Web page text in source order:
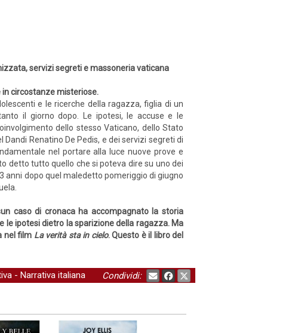
servizi segreti e massoneria vaticana
in circostanze misteriose.
e le ricerche della ragazza, figlia di un
il giorno dopo. Le ipotesi, le accuse e le
dello stesso Vaticano, dello Stato
Renatino De Pedis, e dei servizi segreti di
nel portare alla luce nuove prove e
detto tutto quello che si poteva dire su uno dei
anni dopo quel maledetto pomeriggio di giugno
caso di cronaca ha accompagnato la storia
le ipotesi dietro la sparizione della ragazza. Ma
nel film La verità sta in cielo. Questo è il libro del
- Narrativa italiana Condividi: